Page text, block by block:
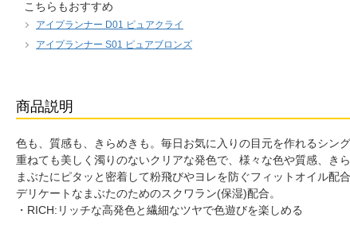
こちらもおすすめ
アイプランナー D01 ピュアクライ
アイプランナー S01 ピュアブロンズ
商品説明
色も、質感も、きらめきも。毎日お気に入りの目元を作れるシング
重ねても美しく濁りのないクリアな発色で、様々な色や質感、き
まぶたにピタッと密着して粉飛びやヨレを防ぐフィットオイル配合
デリケートなまぶたのためのスクワラン(保湿)配合。
・RICH:リッチな高発色と繊細なツヤで色遊びを楽しめる